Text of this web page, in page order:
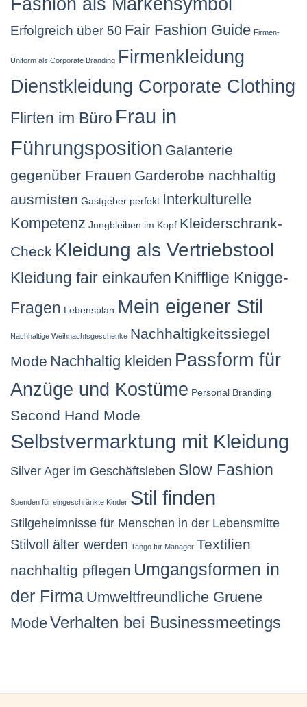
Erfolgreich über 50 Fair Fashion Guide Firmen-
Uniform als Corporate Branding Firmenkleidung
Dienstkleidung Corporate Clothing
Flirten im Büro Frau in
Führungsposition Galanterie
gegenüber Frauen Garderobe nachhaltig
ausmisten Gastgeber perfekt Interkulturelle
Kompetenz Jungbleiben im Kopf Kleiderschrank-
Check Kleidung als Vertriebstool
Kleidung fair einkaufen Knifflige Knigge-
Fragen Lebensplan Mein eigener Stil
Nachhaltige Weihnachtsgeschenke Nachhaltigkeitssiegel
Mode Nachhaltig kleiden Passform für
Anzüge und Kostüme Personal Branding
Second Hand Mode
Selbstvermarktung mit Kleidung
Silver Ager im Geschäftsleben Slow Fashion
Spenden für eingeschränkte Kinder Stil finden
Stilgeheimnisse für Menschen in der Lebensmitte
Stilvoll älter werden Tango für Manager Textilien
nachhaltig pflegen Umgangsformen in
der Firma Umweltfreundliche Gruene
ModeVerhalten bei Businessmeetings